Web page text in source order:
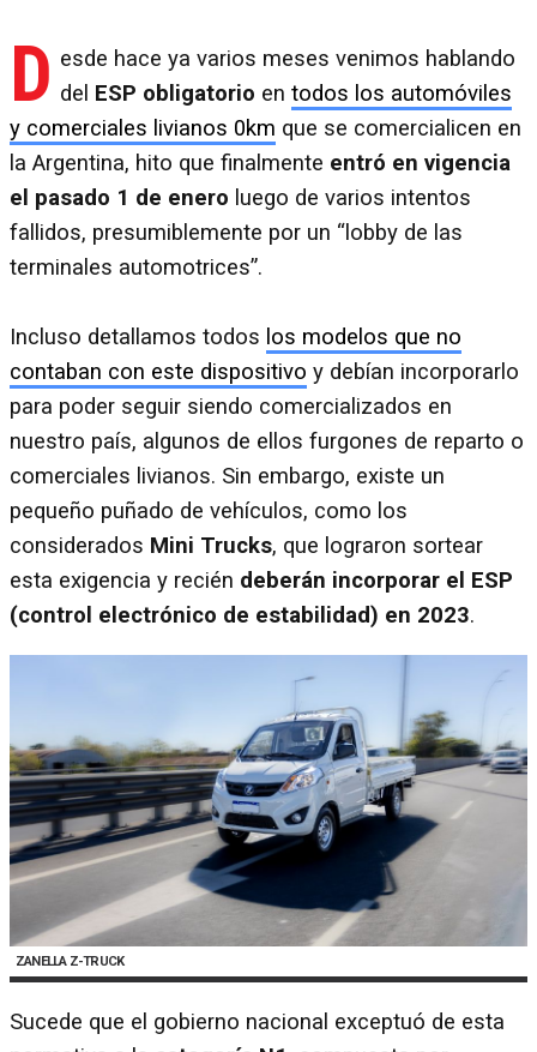
D esde hace ya varios meses venimos hablando
del ESP obligatorio en todos los automóviles
y comerciales livianos 0km que se comercialicen en
la Argentina, hito que finalmente entró en vigencia
el pasado 1 de enero luego de varios intentos
fallidos, presumiblemente por un “lobby de las
terminales automotrices”.
Incluso detallamos todos los modelos que no
contaban con este dispositivo y debían incorporarlo
para poder seguir siendo comercializados en
nuestro país, algunos de ellos furgones de reparto o
comerciales livianos. Sin embargo, existe un
pequeño puñado de vehículos, como los
considerados Mini Trucks, que lograron sortear
esta exigencia y recién deberán incorporar el ESP
(control electrónico de estabilidad) en 2023.
ZANELLA Z-TRUCK
Sucede que el gobierno nacional exceptuó de esta